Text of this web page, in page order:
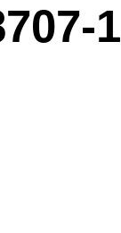
1